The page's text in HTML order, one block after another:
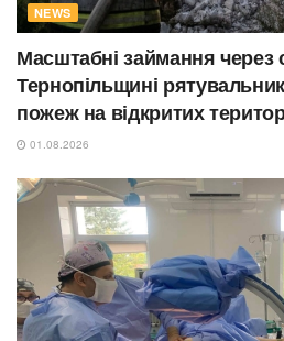
NEWS
Масштабні займання через
Тернопільщині
пожеж на відкритих
01.08.2026